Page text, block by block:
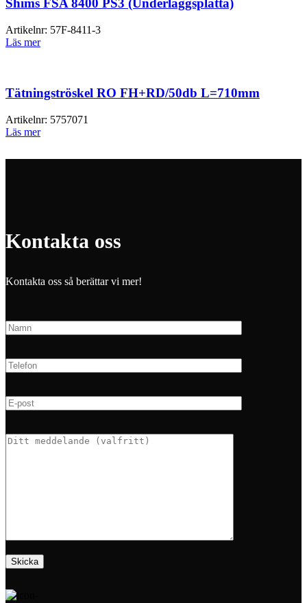
Shims FSA 8400 PS3 (Underläggsplatta)
Artikelnr: 57F-8411-3
Läs mer
Tätningströskel RO FH+RD/50db L=710mm
Artikelnr: 5757071
Läs mer
Kontakta oss
Kontakta oss så berättar vi mer!